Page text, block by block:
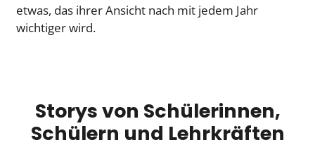
etwas, das ihrer Ansicht nach mit jedem Jahr
wichtiger wird.
Storys von Schülerinnen,
Schülern und Lehrkräften